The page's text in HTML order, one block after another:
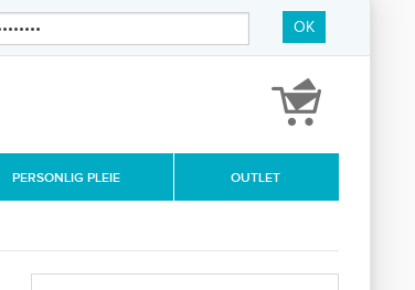
OK
PERSONLIG PLEIE OUTLET